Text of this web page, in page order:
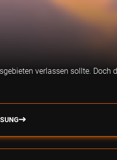
verlassen sollte.